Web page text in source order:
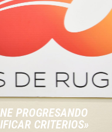
PROGRESANDO
CRITERIOS»